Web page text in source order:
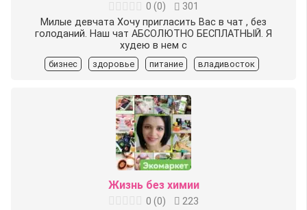
0 (0)
301
Милые девчата Хочу пригласить Вас в чат , без
голоданий. Наш чат АБСОЛЮТНО БЕСПЛАТНЫЙ. Я
худею в нем с
бизнес здоровье питание владивосток
Жизнь без химии
0 (0)
223